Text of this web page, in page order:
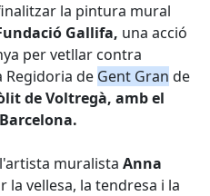
la pintura mural
Gallifa, una acció
per vetllar contra
Regidoria de Gent Gran de
de Voltregà, amb el
muralista Anna
la vellesa, la tendresa i la